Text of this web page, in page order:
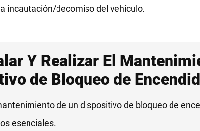
incautación/decomiso del vehículo.
Y Realizar El
de Bloqueo de
de un dispositivo de bloqueo de
esenciales.